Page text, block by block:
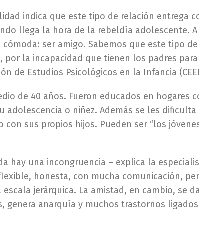
indica que este tipo de relación entrega
llega la hora de la rebeldía adolescente.
ser amigo. Sabemos que este tipo
la incapacidad que tienen los padres
de Estudios Psicológicos en la Infancia
de 40 años. Fueron educados en hogares
o niñez. Además se les
sus propios hijos. Pueden ser “los
hay una incongruencia – explica la
honesta, con mucha comunicación,
jerárquica. La amistad, en cambio, se
genera anarquía y muchos trastornos